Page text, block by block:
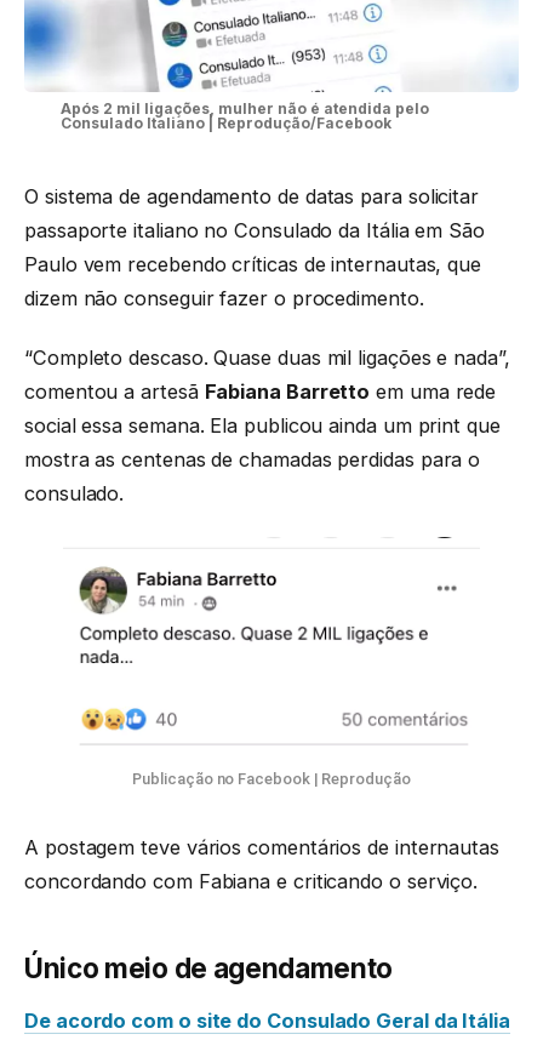
Após 2 mil ligações, mulher não é atendida pelo
Consulado Italiano | Reprodução/Facebook
O sistema de agendamento de datas para solicitar
passaporte italiano no Consulado da Itália em São
Paulo vem recebendo críticas de internautas, que
dizem não conseguir fazer o procedimento.
“Completo descaso. Quase duas mil ligações e nada”,
comentou a artesã Fabiana Barretto em uma rede
social essa semana. Ela publicou ainda um print que
mostra as centenas de chamadas perdidas para o
consulado.
Publicação no Facebook | Reprodução
A postagem teve vários comentários de internautas
concordando com Fabiana e criticando o serviço.
Único meio de agendamento
De acordo com o site do Consulado Geral da Itália